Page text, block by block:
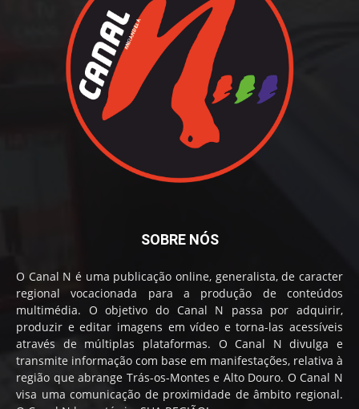
SOBRE NÓS
O Canal N é uma publicação online, generalista, de caracter
regional vocacionada para a produção de conteúdos
multimédia. O objetivo do Canal N passa por adquirir,
produzir e editar imagens em vídeo e torna-las acessíveis
através de múltiplas plataformas. O Canal N divulga e
transmite informação com base em manifestações, relativa à
região que abrange Trás-os-Montes e Alto Douro. O Canal N
visa uma comunicação de proximidade de âmbito regional.